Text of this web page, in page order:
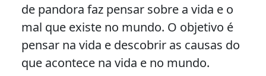
de pandora faz pensar sobre a vida e o
mal que existe no mundo. O objetivo é
pensar na vida e descobrir as causas do
que acontece na vida e no mundo.